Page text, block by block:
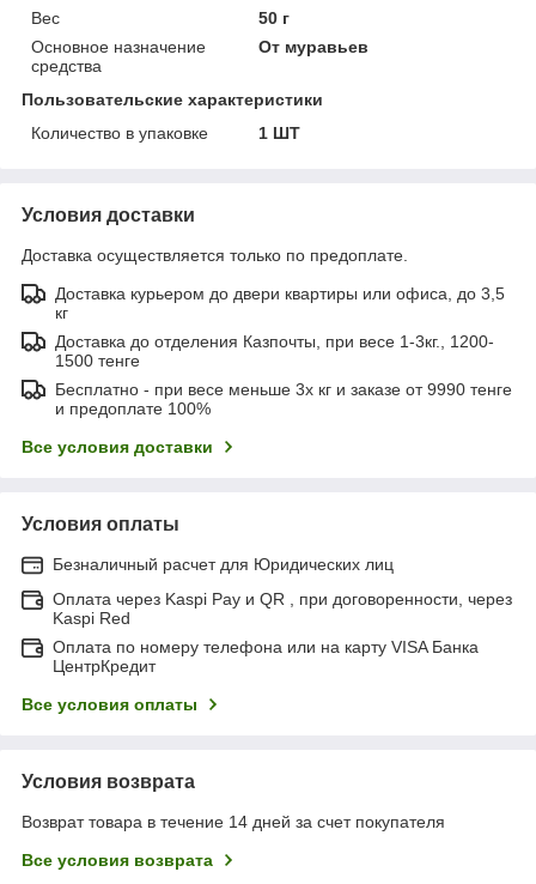
Вес
50 г
Основное назначение
средства
От муравьев
Пользовательские характеристики
Количество в упаковке
1 ШТ
Условия доставки
Доставка осуществляется только по предоплате.
Доставка курьером до двери квартиры или офиса, до 3,5
кг
Доставка до отделения Казпочты, при весе 1-3кг., 1200-
1500 тенге
Бесплатно - при весе меньше 3х кг и заказе от 9990 тенге
и предоплате 100%
Все условия доставки
Условия оплаты
Безналичный расчет для Юридических лиц
Оплата через Kaspi Pay и QR , при договоренности, через
Kaspi Red
Оплата по номеру телефона или на карту VISA Банка
ЦентрКредит
Все условия оплаты
Условия возврата
Возврат товара в течение 14 дней за счет покупателя
Все условия возврата